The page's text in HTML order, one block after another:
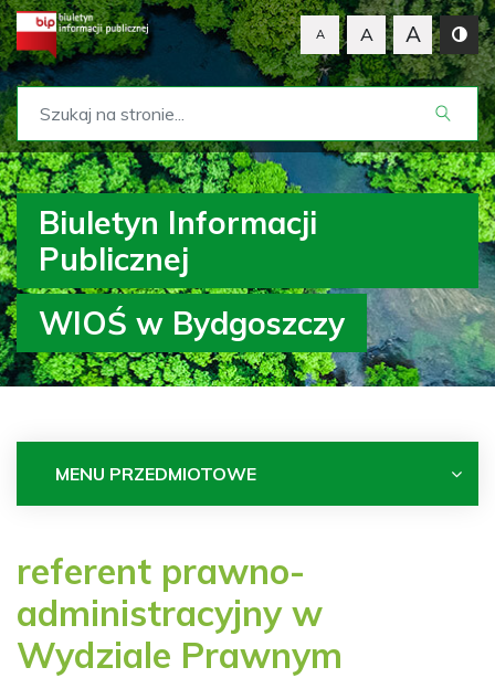
A A A
Biuletyn Informacji
Publicznej
WIOŚ w Bydgoszczy
MENU PRZEDMIOTOWE
referent prawno-
administracyjny w
Wydziale Prawnym